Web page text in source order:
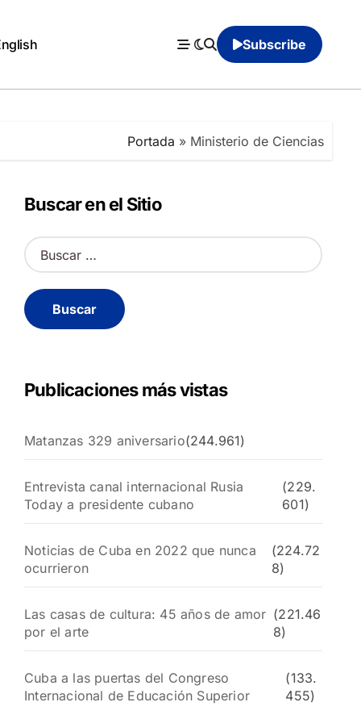
Subscribe
Portada » Ministerio de Ciencias
Buscar en el Sitio
B
u
c
a
Publicaciones más vistas
Matanzas 329 aniversario(244.961)
Entrevista canal internacional Rusia
Today a presidente cubano
(229.
601)
Noticias de Cuba en 2022 que nunca
ocurrieron
(224.72
8)
Las casas de cultura: 45 años de amor
por el arte
(221.46
8)
Cuba a las puertas del Congreso
Internacional de Educación Superior
(133.
455)